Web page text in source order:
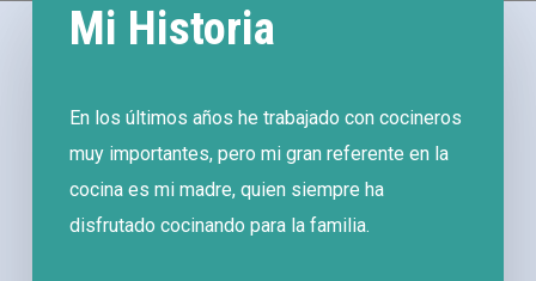
Mi Historia
En los últimos años he trabajado con cocineros
muy importantes, pero mi gran referente en la
cocina es mi madre, quien siempre ha
disfrutado cocinando para la familia.